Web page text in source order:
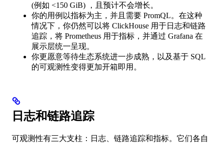
(例如 <150 GiB) ，且预计不会增长。
你的用例以指标为主，并且需要 PromQL。在这种
情况下，你仍然可以将 ClickHouse 用于日志和链路
追踪，将 Prometheus 用于指标，并通过 Grafana 在
展示层统一呈现。
你更愿意等待生态系统进一步成熟，以及基于 SQL
的可观测性变得更加开箱即用。
日志和链路追踪
可观测性有三大支柱：日志、链路追踪和指标。它们各自